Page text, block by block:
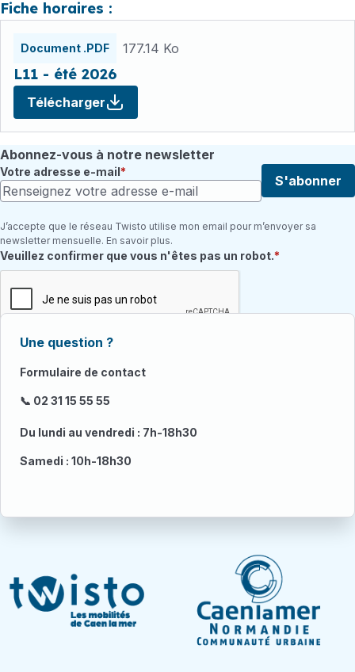
Fiche horaires :
Document .PDF 177.14 Ko
L11 - été 2026
Télécharger
Abonnez-vous à notre newsletter
Votre adresse e-mail
S'abonner
J’accepte que le réseau Twisto utilise mon email pour m’envoyer sa
newsletter mensuelle. En savoir plus.
Champ requis
Veuillez confirmer que vous n'êtes pas un robot.
Une question ?
Formulaire de contact
📞 02 31 15 55 55
Du lundi au vendredi : 7h-18h30
Samedi : 10h-18h30